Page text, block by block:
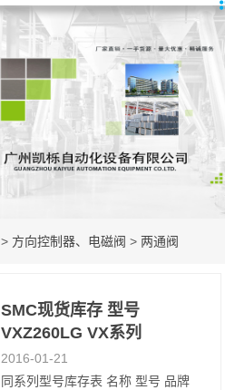
> 方向控制器、电磁阀 > 两通阀
SMC现货库存 型号
VXZ260LG VX系列
2016-01-21
同系列型号库存表 名称 型号 品牌